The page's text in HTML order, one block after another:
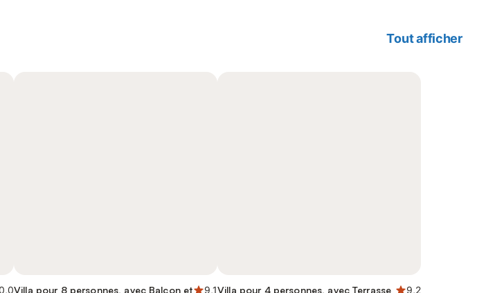
Tout afficher
Villa pour 8 personnes, avec Balcon et
9,1Villa pour 4 personnes, avec Terrasse
9,2